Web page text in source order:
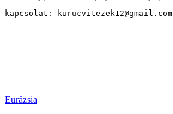
kapcsolat: kurucvitezek12@gmail.com
Eurázsia